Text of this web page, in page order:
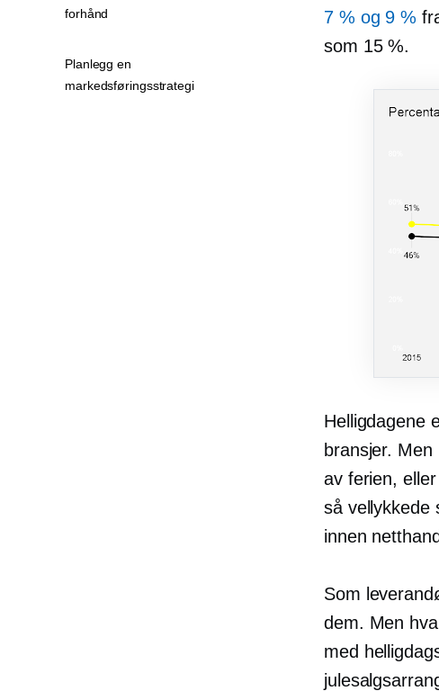
7 % og 9 %
som 15 %.
Helligdagene
bransjer.
av ferien,
så vellykkede
innen
Som
dem. Men
med
forhånd
Planlegg en
markedsføringsstrategi